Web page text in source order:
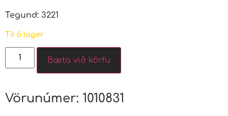
Tegund: 3221
Til á lager
Bæta við körfu
Vörunúmer: 1010831